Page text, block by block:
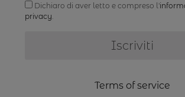
Dichiaro di aver letto e compreso l'
privacy
Terms of service